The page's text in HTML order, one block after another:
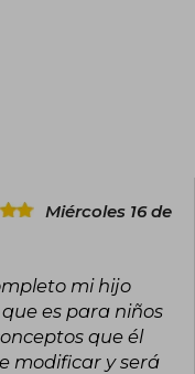
Miércoles 16 de
mi hijo
es para niños
que él
modificar y será